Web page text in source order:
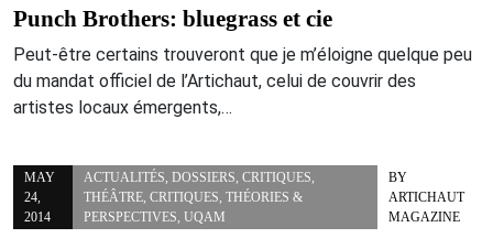
Punch Brothers: bluegrass et cie
Peut-être certains trouveront que je m’éloigne quelque peu
du mandat officiel de l’Artichaut, celui de couvrir des
artistes locaux émergents,…
MAY
24,
2014
ACTUALITÉS ,DOSSIERS ,CRITIQUES
THÉÂTRE ,CRITIQUES ,THÉORIES &
PERSPECTIVES ,UQAM
BY
ARTICHAUT
MAGAZINE